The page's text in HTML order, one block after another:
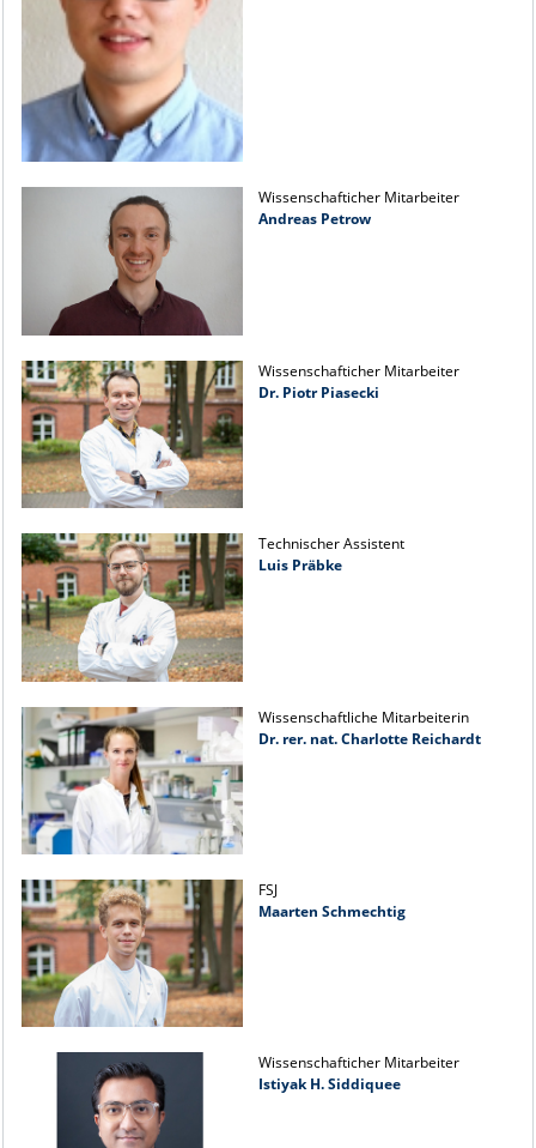
Wissenschafticher Mitarbeiter
Andreas Petrow
Wissenschafticher Mitarbeiter
Dr. Piotr Piasecki
Technischer Assistent
Luis Präbke
Wissenschaftliche Mitarbeiterin
Dr. rer. nat. Charlotte Reichardt
FSJ
Maarten Schmechtig
Wissenschafticher Mitarbeiter
Istiyak H. Siddiquee